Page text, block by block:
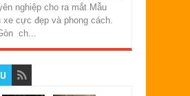
nghiệp cho ra mắt Mẫu
xe cực đẹp và phong cách.
ch...